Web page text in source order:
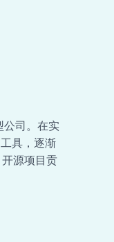
司。在实
具，逐渐
源项目贡